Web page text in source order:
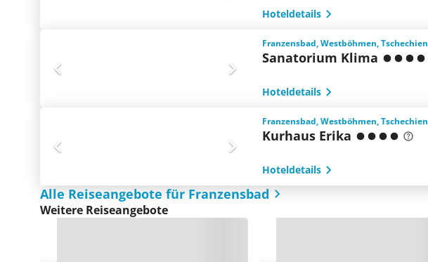
Hoteldetails
Franzensbad, Westböhmen, Tschechien
Sanatorium Klima
Hoteldetails
Franzensbad, Westböhmen, Tschechien
Kurhaus Erika
Hoteldetails
Alle Reiseangebote für Franzensbad
Weitere Reiseangebote